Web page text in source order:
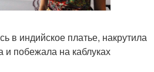
в индийское платье, накрутила
и побежала на каблуках